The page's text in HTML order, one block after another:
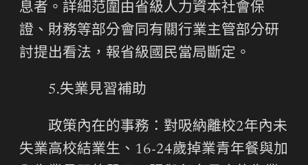
息者。詳細范圍由省級人力資本社會保
證、財務等部分會同有關行業主管部分研
討提出看法，報省級國民當局斷定。
5.失業見習補助
政策內在的事務：對吸納離校2年內未
失業高校結業生、16-24歲掉業青年餐與加